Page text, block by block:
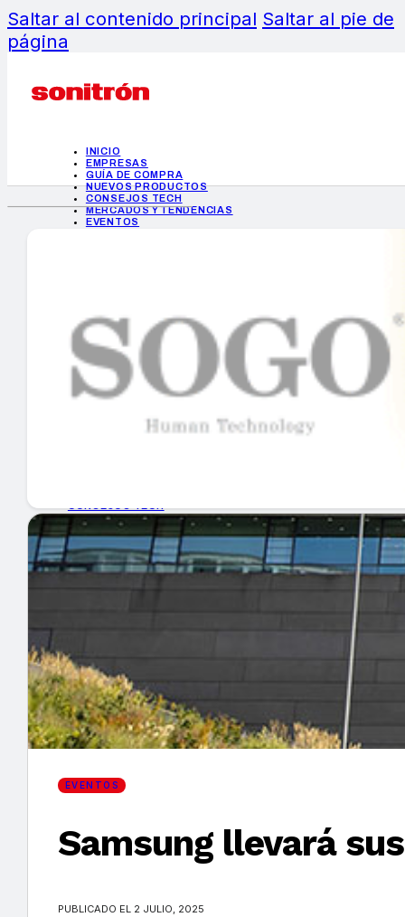
Saltar al contenido principal Saltar al pie de
página
INICIO
EMPRESAS
GUÍA DE COMPRA
NUEVOS PRODUCTOS
CONSEJOS TECH
MERCADOS Y TENDENCIAS
EVENTOS
INICIO
EMPRESAS
GUÍA DE COMPRA
MERCADOS Y TENDENCIAS
Encuentra tu noticia
EVENTOS
Samsung llevará
PUBLICADO EL 2 JULIO, 2025